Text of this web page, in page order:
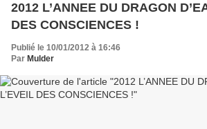
2012 L’ANNEE DU DRAGON
DES CONSCIENCES !
Publié le 10/01/2012 à 16:46
Par Mulder